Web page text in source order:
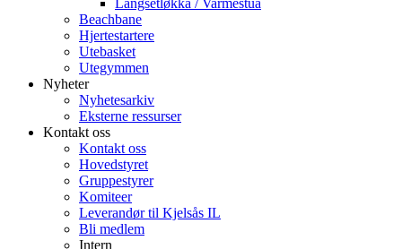
Langsetløkka / Varmestua
Beachbane
Hjertestartere
Utebasket
Utegymmen
Nyheter
Nyhetesarkiv
Eksterne ressurser
Kontakt oss
Kontakt oss
Hovedstyret
Gruppestyrer
Komiteer
Leverandør til Kjelsås IL
Bli medlem
Intern